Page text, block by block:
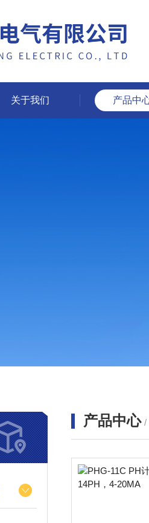
关于我们 产品中
产品中心 /